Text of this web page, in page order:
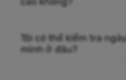
Tôi có thể kiểm tra
mình ở đâu?